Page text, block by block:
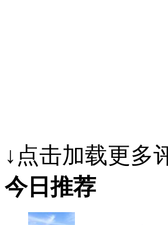
↓点击加载更多
今日推荐